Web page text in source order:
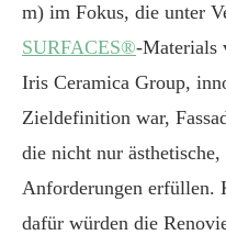
m) im Fokus, die unter
SURFACES®-Materials
Iris Ceramica Group,
Zieldefinition war,
die nicht nur
Anforderungen erfüllen.
dafür würden die